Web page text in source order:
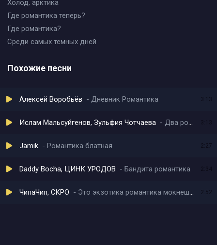
Холод, арктика
Где романтика теперь?
Где романтика?
Среди самых темных дней
Похожие песни
Алексей Воробьёв Дневник Романтика 3:13
Ислам Мальсуйгенов, Зульфия Чотчаева Два романтика
Jamik Романтика блатная 2:27
Daddy Bocha, ЦИНК УРОДОВ Бандита романтика
ЧипаЧип, СКРО Это экзотика романтика мокнешь без зонтика 2:52